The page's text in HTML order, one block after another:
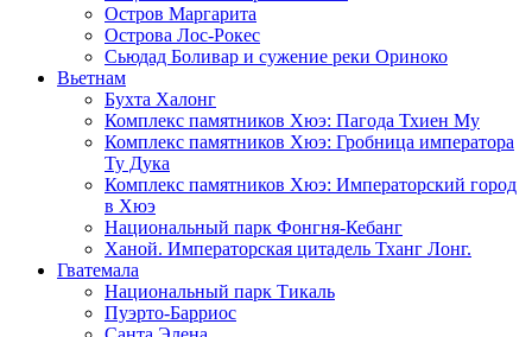
Остров Маргарита
Острова Лос-Рокес
Сьюдад Боливар и сужение реки Ориноко
Вьетнам
Бухта Халонг
Комплекс памятников Хюэ: Пагода Тхиен Му
Комплекс памятников Хюэ: Гробница императора
Ту Дука
Комплекс памятников Хюэ: Императорский город
в Хюэ
Национальный парк Фонгня-Кебанг
Ханой. Императорская цитадель Тханг Лонг.
Гватемала
Национальный парк Тикаль
Пуэрто-Барриос